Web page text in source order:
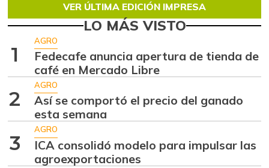
VER ÚLTIMA EDICIÓN IMPRESA
LO MÁS VISTO
1
AGRO
Fedecafe anuncia apertura de tienda de
café en Mercado Libre
2
AGRO
Así se comportó el precio del ganado
esta semana
3
AGRO
ICA consolidó modelo para impulsar las
agroexportaciones